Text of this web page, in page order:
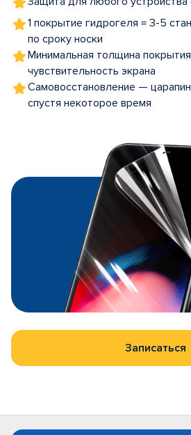
1 покрытие гидрогеля = 3-5
по сроку носки
Минимальная толщина
чувствительность экрана
Самовосстановление —
спустя некоторое время
Записаться